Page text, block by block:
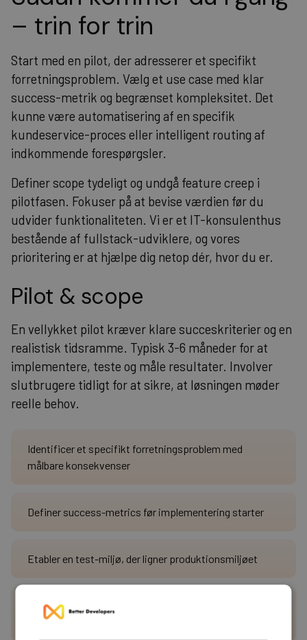
– trin for trin
Start med en pilot, der adresserer et specifikt
forretningsproblem. Vælg et use case med klar
success-metrik og begrænset kompleksitet. Det
kunne være automatisering af en specifik
kundeservice-proces eller intelligent routing af
indkommende forespørgsler.
Definer scope tydeligt og undgå feature creep i
pilotfasen. Fokuser på at bevise værdien før du
udvider funktionaliteten. Vi er et IT-konsulenthus
bestående af fullstack-udviklere, og vores
prioritering er at hjælpe dig netop dér, hvor du er.
Pilot & scope
En vellykket pilot kræver klare succeskriterier og en
realistisk tidsramme. Typisk 3-6 måneder for at
implementere, teste og måle resultater. Involver
slutbrugere tidligt for at sikre, at løsningen møder
reelle behov.
Identificer et specifikt forretningsproblem med
målbare konsekvenser
Definer success-metrics før implementering starter
Etabler en test-miljø, der ligner produktionsmiljøet
Planlæg bruger-feedback loops gennem hele
pilotperioden